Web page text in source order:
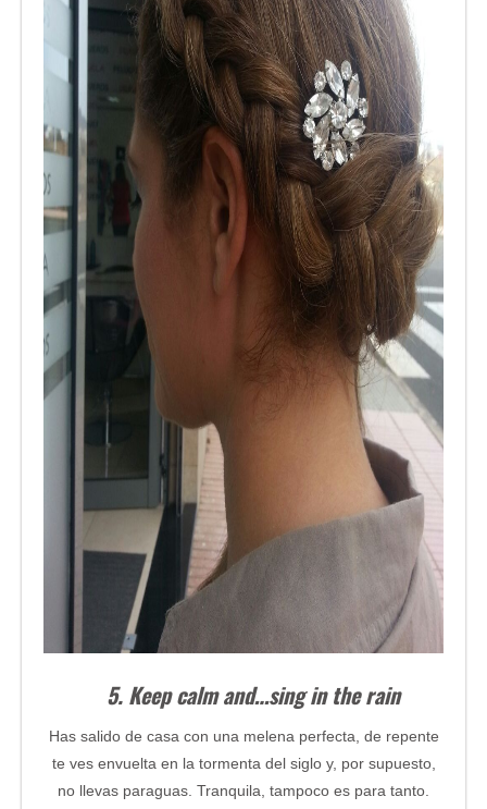
5. Keep calm and…sing in the rain
Has salido de casa con una melena perfecta, de repente
te ves envuelta en la tormenta del siglo y, por supuesto,
no llevas paraguas. Tranquila, tampoco es para tanto.